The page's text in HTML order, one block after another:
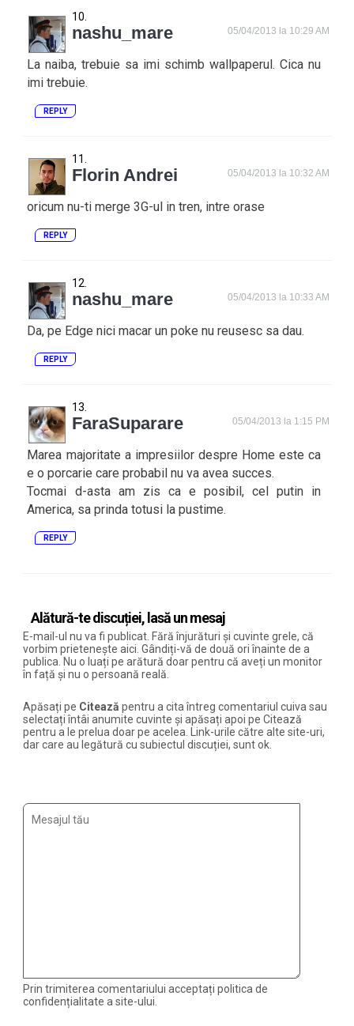
nashu_mare 05/04/2013 la 10:29 AM
La naiba, trebuie sa imi schimb wallpaperul. Cica nu
imi trebuie.
REPLY
Florin Andrei 05/04/2013 la 10:32 AM
oricum nu-ti merge 3G-ul in tren, intre orase
REPLY
nashu_mare 05/04/2013 la 10:33 AM
Da, pe Edge nici macar un poke nu reusesc sa dau.
REPLY
FaraSuparare 05/04/2013 la 1:15 PM
Marea majoritate a impresiilor despre Home este ca
e o porcarie care probabil nu va avea succes.
Tocmai d-asta am zis ca e posibil, cel putin in
America, sa prinda totusi la pustime.
REPLY
Alătură-te discuției, lasă un mesaj
E-mail-ul nu va fi publicat. Fără înjurături și cuvinte grele, că
vorbim prietenește aici. Gândiți-vă de două ori înainte de a
publica. Nu o luați pe arătură doar pentru că aveți un monitor
în față și nu o persoană reală.
Apăsați pe Citează pentru a cita întreg comentariul cuiva sau
selectați întâi anumite cuvinte și apăsați apoi pe Citează
pentru a le prelua doar pe acelea. Link-urile către alte site-uri,
dar care au legătură cu subiectul discuției, sunt ok.
Prin trimiterea comentariului acceptați politica de
confidențialitate a site-ului.